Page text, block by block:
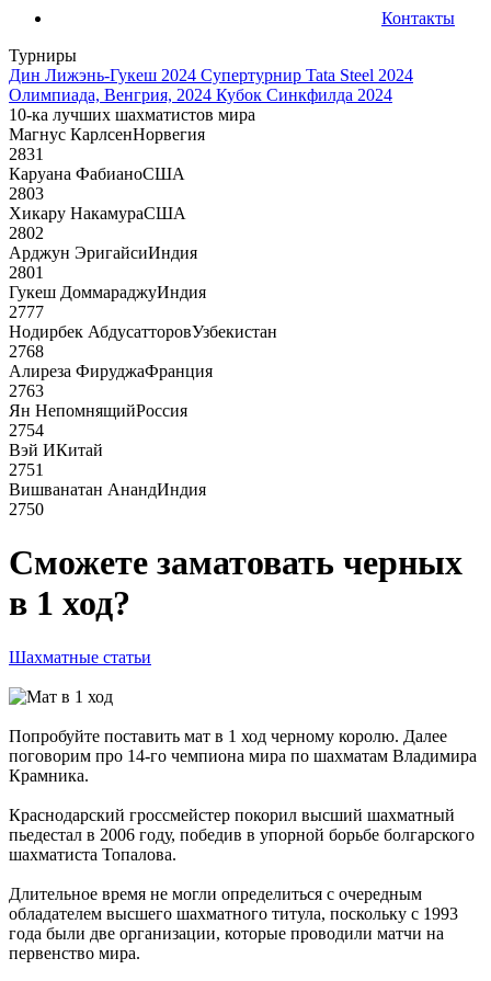
Контакты
Турниры
Дин Лижэнь-Гукеш 2024 Супертурнир Tata Steel 2024
Олимпиада, Венгрия, 2024 Кубок Синкфилда 2024
10-ка лучших шахматистов мира
Магнус КарлсенНорвегия
2831
Каруана ФабианоСША
2803
Хикару НакамураСША
2802
Арджун ЭригайсиИндия
2801
Гукеш ДоммараджуИндия
2777
Нодирбек АбдусатторовУзбекистан
2768
Алиреза ФируджаФранция
2763
Ян НепомнящийРоссия
2754
Вэй ИКитай
2751
Вишванатан АнандИндия
2750
Сможете заматовать черных
в 1 ход?
Шахматные статьи
Попробуйте поставить мат в 1 ход черному королю. Далее
поговорим про 14-го чемпиона мира по шахматам Владимира
Крамника.
Краснодарский гроссмейстер покорил высший шахматный
пьедестал в 2006 году, победив в упорной борьбе болгарского
шахматиста Топалова.
Длительное время не могли определиться с очередным
обладателем высшего шахматного титула, поскольку с 1993
года были две организации, которые проводили матчи на
первенство мира.